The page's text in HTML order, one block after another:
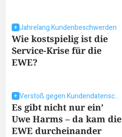
Jahrelang Kundenbeschwerden
Wie kostspielig ist die
Service-Krise für die
EWE?
Verstoß gegen Kundendatenschutz
Es gibt nicht nur ein’
Uwe Harms – da kam die
EWE durcheinander